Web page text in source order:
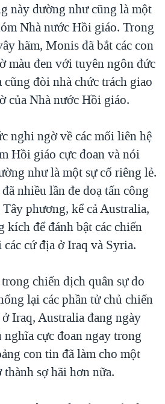
này dường như cũng là một
Nhà nước Hồi giáo. Trong
hãm, Monis đã bắt các con
màu đen với tuyên ngôn đức
đòi nhà chức trách giao
của Nhà nước Hồi giáo.
nghi ngờ về các mối liên hệ
Hồi giáo cực đoan và nói
như là một sự cố riêng lẻ.
nhiều lần đe doạ tấn công
phương, kể cả Australia,
để đánh bật các chiến
cứ địa ở Iraq và Syria.
chiến dịch quân sự do
lại các phần tử chủ chiến
Iraq, Australia đang ngày
cực đoan ngay trong
con tin đã làm cho một
sợ hãi hơn nữa.